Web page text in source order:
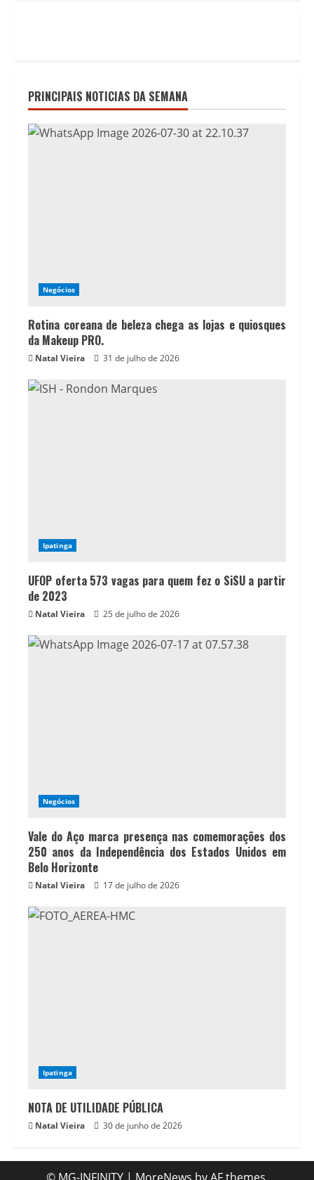
PRINCIPAIS NOTICIAS DA SEMANA
Negócios
Rotina coreana de beleza chega as lojas e quiosques
da Makeup PRO.
Natal Vieira 31 de julho de 2026
Ipatinga
UFOP oferta 573 vagas para quem fez o SiSU a partir
de 2023
Natal Vieira 25 de julho de 2026
Negócios
Vale do Aço marca presença nas comemorações dos
250 anos da Independência dos Estados Unidos em
Belo Horizonte
Natal Vieira 17 de julho de 2026
Ipatinga
NOTA DE UTILIDADE PÚBLICA
Natal Vieira 30 de junho de 2026